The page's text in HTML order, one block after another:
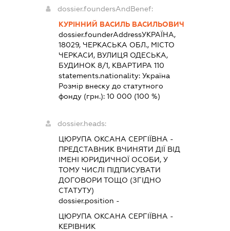
dossier.foundersAndBenef:
КУРІННИЙ ВАСИЛЬ ВАСИЛЬОВИЧ
dossier.founderAddressУКРАЇНА,
18029, ЧЕРКАСЬКА ОБЛ., МІСТО
ЧЕРКАСИ, ВУЛИЦЯ ОДЕСЬКА,
БУДИНОК 8/1, КВАРТИРА 110
statements.nationality:Україна
Розмір внеску до статутного
фонду (грн.):10 000 (100 %)
dossier.heads:
ЦЮРУПА ОКСАНА СЕРГІЇВНА -
ПРЕДСТАВНИК ВЧИНЯТИ ДІЇ ВІД
ІМЕНІ ЮРИДИЧНОЇ ОСОБИ, У
ТОМУ ЧИСЛІ ПІДПИСУВАТИ
ДОГОВОРИ ТОЩО (ЗГІДНО
СТАТУТУ)
dossier.position -
ЦЮРУПА ОКСАНА СЕРГІЇВНА -
КЕРІВНИК